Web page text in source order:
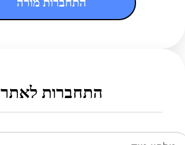
התחברות לאתר